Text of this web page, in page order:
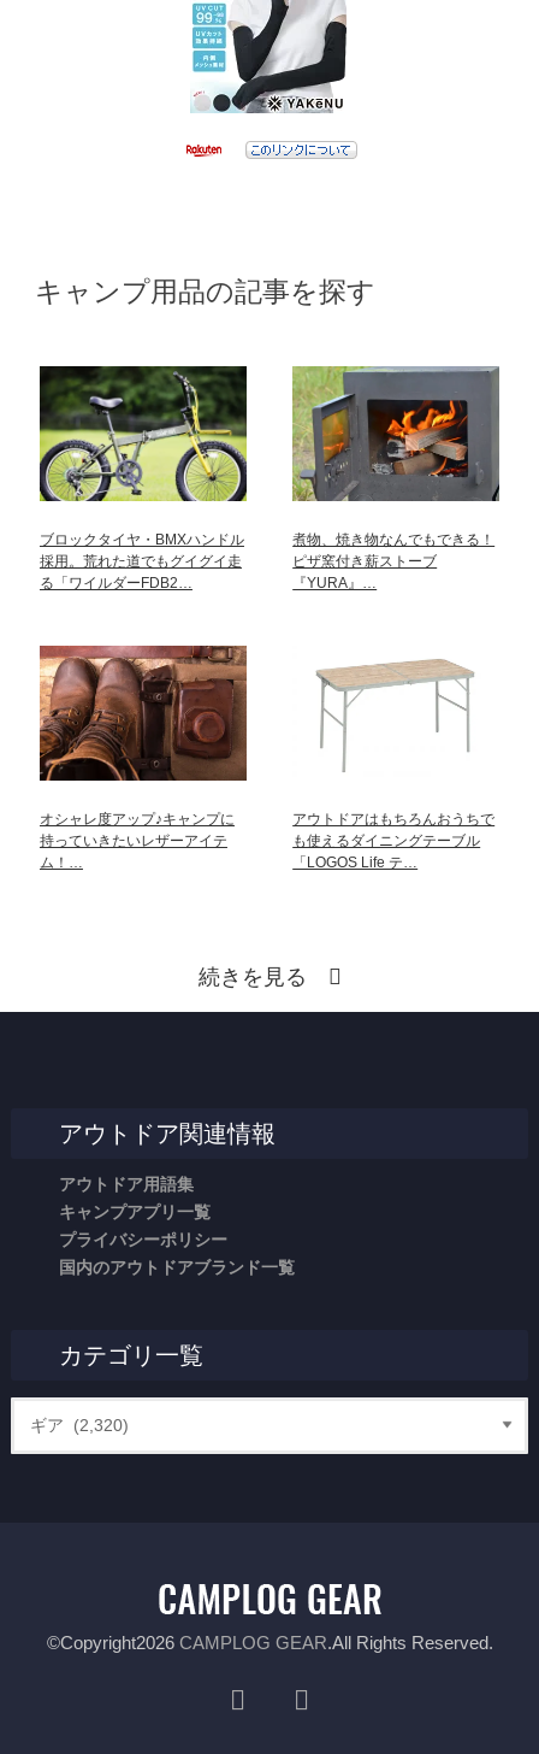
キャンプ用品の記事を探す
ブロックタイヤ・BMXハンドル
採用。荒れた道でもグイグイ走
る「ワイルダーFDB2…
煮物、焼き物なんでもできる！
ピザ窯付き薪ストーブ
『YURA』…
オシャレ度アップ♪キャンプに
持っていきたいレザーアイテ
ム！…
アウトドアはもちろんおうちで
も使えるダイニングテーブル
「LOGOS Life テ…
続きを見る
アウトドア関連情報
アウトドア用語集
キャンプアプリ一覧
プライバシーポリシー
国内のアウトドアブランド一覧
カテゴリ一覧
©Copyright2026 CAMPLOG GEAR.All Rights Reserved.